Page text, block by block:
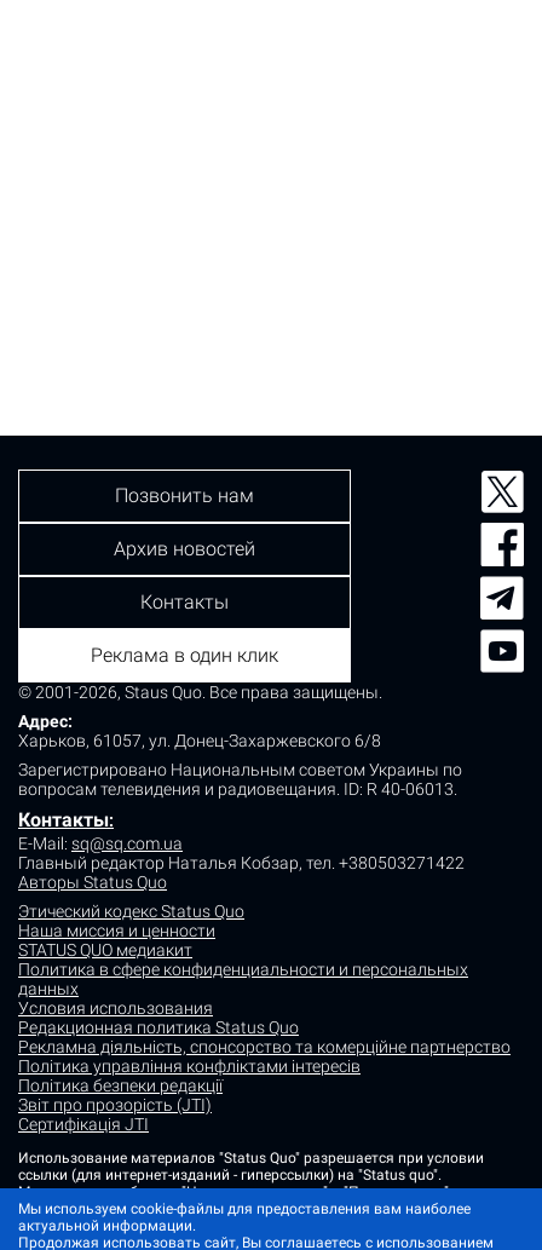
© 2001-2026, Staus Quo. Все права защищены.
Адрес:
Харьков, 61057, ул. Донец-Захаржевского 6/8
Зарегистрировано Национальным советом Украины по
вопросам телевидения и радиовещания. ID: R 40-06013.
Контакты:
E-Mail: sq@sq.com.ua
Главный редактор Наталья Кобзар, тел. +380503271422
Авторы Status Quo
Этический кодекс Status Quo
Наша миссия и ценности
STATUS QUO медиакит
Политика в сфере конфиденциальности и персональных
данных
Условия использования
Редакционная политика Status Quo
Рекламна діяльність, спонсорство та комерційне партнерство
Політика управління конфліктами інтересів
Політика безпеки редакції
Звіт про прозорість (JTI)
Сертифікація JTI
Позвонить нам
Архив новостей
Контакты
Реклама в один клик
Использование материалов "Status Quo" разрешается при условии
ссылки (для интернет-изданий - гиперссылки) на "Status quo".
Материалы в рубриках "Новости партнеров" и "Пресс-релизы"
размещаются на правах рекламы или в рамках некоммерческого
партнерства.
Мы используем cookie-файлы для предоставления вам наиболее
актуальной информации.
Продолжая использовать сайт, Вы соглашаетесь с использованием